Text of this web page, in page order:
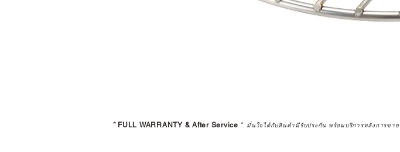
* FULL WARRANTY & After Service * มั่นใจได้กับสินค้ามีรับประกัน พร้อมบริการหลังการขาย